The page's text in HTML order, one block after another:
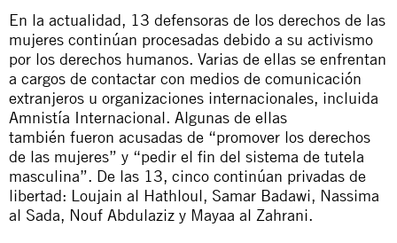
En la actualidad, 13 defensoras de los derechos de las
mujeres continúan procesadas debido a su activismo
por los derechos humanos. Varias de ellas se enfrentan
a cargos de contactar con medios de comunicación
extranjeros u organizaciones internacionales, incluida
Amnistía Internacional. Algunas de ellas
también fueron acusadas de “promover los derechos
de las mujeres” y “pedir el fin del sistema de tutela
masculina”. De las 13, cinco continúan privadas de
libertad: Loujain al Hathloul, Samar Badawi, Nassima
al Sada, Nouf Abdulaziz y Mayaa al Zahrani.